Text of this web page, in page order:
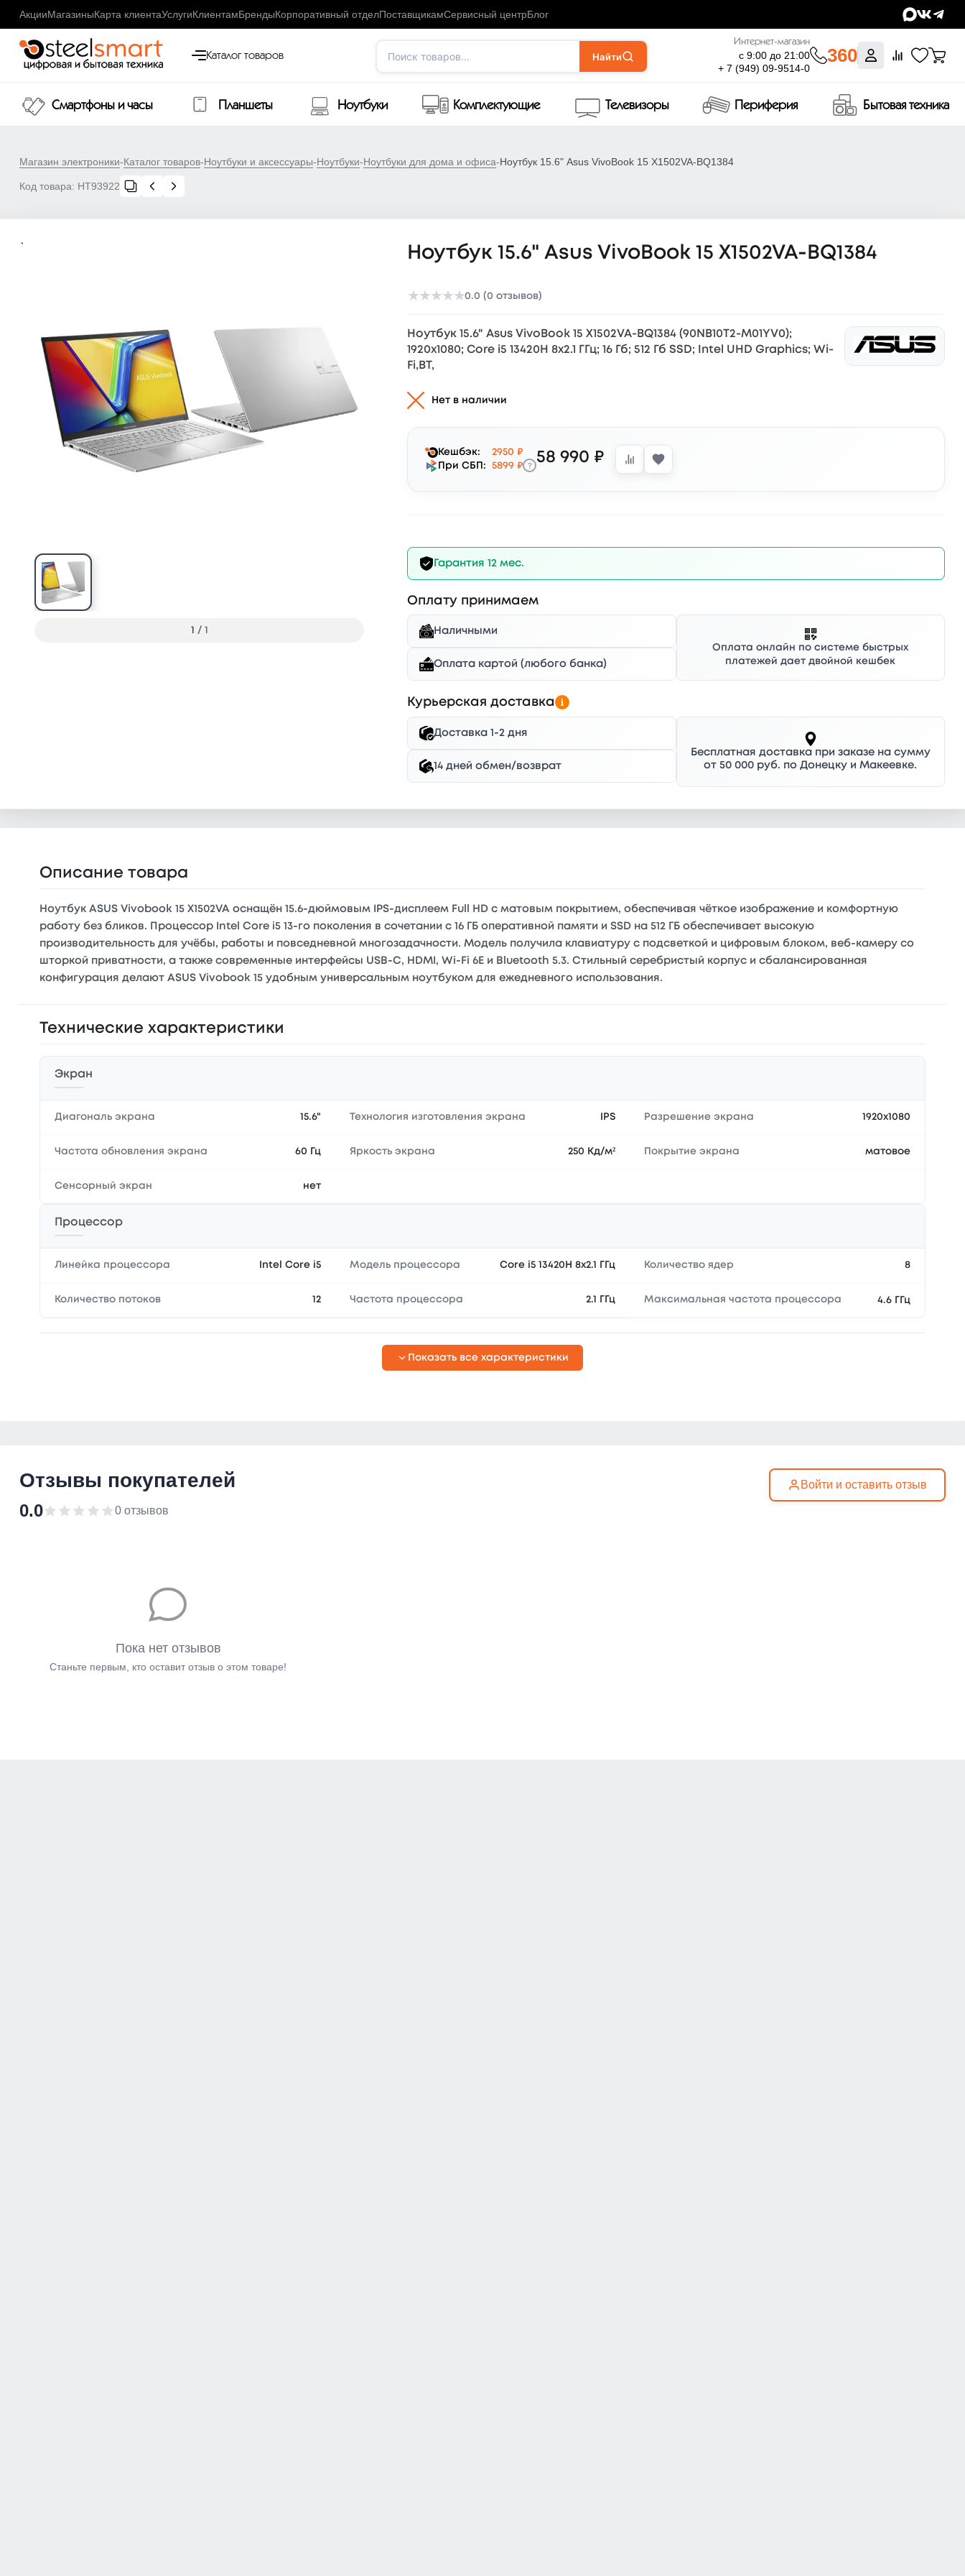
АкцииМагазиныКарта клиентаУслугиКлиентамБрендыКорпоративный отделПоставщикамСервисный центрБлог
Каталог товаров Поиск товаров... Найти
Интернет-магазин
с 9:00 до 21:00
+ 7 (949) 09-9514-0
360
Смартфоны и часы Планшеты Ноутбуки Комплектующие Телевизоры Периферия Бытовая техника
Магазин электроники-Каталог товаров-Ноутбуки и аксессуары-Ноутбуки-Ноутбуки для дома и офиса-Ноутбук 15.6" Asus VivoBook 15 X1502VA-BQ1384
Код товара: НТ93922
1 / 1
Ноутбук 15.6" Asus VivoBook 15 X1502VA-BQ1384
★★★★★0.0 (0 отзывов)
Ноутбук 15.6" Asus VivoBook 15 X1502VA-BQ1384 (90NB10T2-M01YV0);
1920х1080; Core i5 13420H 8x2.1 ГГц; 16 Гб; 512 Гб SSD; Intel UHD Graphics; Wi-
Fi,BT,
Нет в наличии
Кешбэк:
2950 ₽
При СБП:
5899 ₽ ?
58 990 ₽
Гарантия 12 мес.
Оплату принимаем
Наличными
Оплата картой (любого банка)
Оплата онлайн по системе быстрых
платежей дает двойной кешбек
Курьерская доставка
Доставка 1-2 дня
14 дней обмен/возврат
Бесплатная доставка при заказе на сумму
от 50 000 руб. по Донецку и Макеевке.
Описание товара
Ноутбук ASUS Vivobook 15 X1502VA оснащён 15.6-дюймовым IPS-дисплеем Full HD с матовым покрытием, обеспечивая чёткое изображение и комфортную
работу без бликов. Процессор Intel Core i5 13-го поколения в сочетании с 16 ГБ оперативной памяти и SSD на 512 ГБ обеспечивает высокую
производительность для учёбы, работы и повседневной многозадачности. Модель получила клавиатуру с подсветкой и цифровым блоком, веб-камеру со
шторкой приватности, а также современные интерфейсы USB-C, HDMI, Wi-Fi 6E и Bluetooth 5.3. Стильный серебристый корпус и сбалансированная
конфигурация делают ASUS Vivobook 15 удобным универсальным ноутбуком для ежедневного использования.
Технические характеристики
Экран
Диагональ экрана 15.6" Технология изготовления экрана IPS Разрешение экрана 1920x1080
Частота обновления экрана 60 Гц Яркость экрана 250 Кд/м² Покрытие экрана матовое
Сенсорный экран нет
Процессор
Линейка процессора Intel Core i5 Модель процессора Core i5 13420H 8x2.1 ГГц Количество ядер 8
Количество потоков 12 Частота процессора 2.1 ГГц Максимальная частота процессора 4.6 ГГц
Показать все характеристики
Отзывы покупателей
0.0 0 отзывов
Войти и оставить отзыв
Пока нет отзывов
Станьте первым, кто оставит отзыв о этом товаре!